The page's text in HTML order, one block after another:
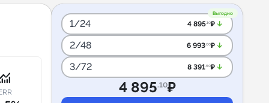
каналов в
Выгодно
1/24 4 895.10₽ arrow_downward_alt
2/48 6 993.00₽ arrow_downward_alt
3/72 8 391.60₽ arrow_downward_alt
4 895.10₽